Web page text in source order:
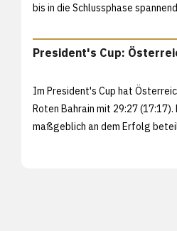
bis in die Schlussphase
President's Cup:
Im President's Cup hat
Roten Bahrain mit 29:27
maßgeblich an dem Erfolg